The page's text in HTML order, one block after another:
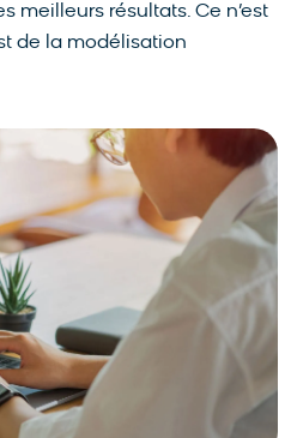
meilleurs résultats. Ce n’est
de la modélisation